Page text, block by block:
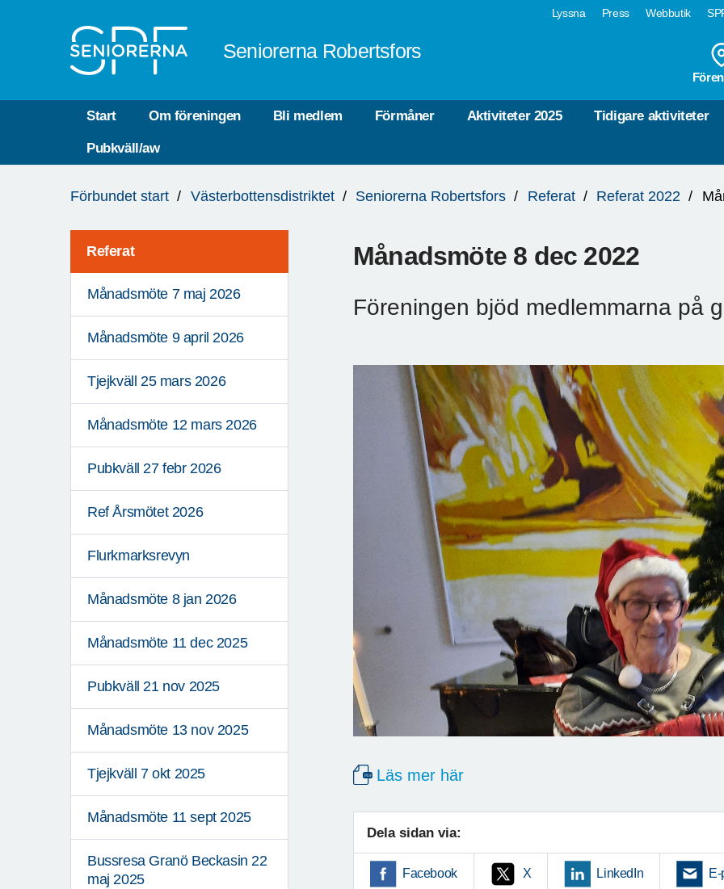
Lyssna Press Webbutik
Seniorerna Robertsfors
Start Om föreningen Bli medlem Förmåner Aktiviteter 2025 Tidigare aktiviteter
Pubkväll/aw
är
Förbundet start Västerbottensdistriktet Seniorerna Robertsfors Referat Referat 2022
Referat
Månadsmöte 7 maj 2026
Månadsmöte 9 april 2026
Tjejkväll 25 mars 2026
Månadsmöte 12 mars 2026
Pubkväll 27 febr 2026
Ref Årsmötet 2026
Flurkmarksrevyn
Månadsmöte 8 jan 2026
Månadsmöte 11 dec 2025
Pubkväll 21 nov 2025
Månadsmöte 13 nov 2025
Tjejkväll 7 okt 2025
Månadsmöte 11 sept 2025
Bussresa Granö Beckasin 22
maj 2025
Månadsmöte 8 dec 2022
Föreningen bjöd medlemmarna på
Läs mer här
Dela sidan via:
Facebook X LinkedIn